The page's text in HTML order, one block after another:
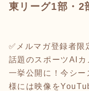
東リーグ1部・2
✅メルマガ登録者限
話題のスポーツAI
一挙公開に！今シ
様には映像を